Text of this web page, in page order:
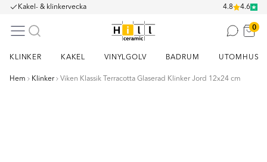
Kakel- & klinkervecka 4.8 4.6
0
KLINKER KAKEL VINYLGOLV BADRUM UTOMHUS
Hem Klinker Viken Klassik Terracotta Glaserad Klinker Jord 12x24 cm